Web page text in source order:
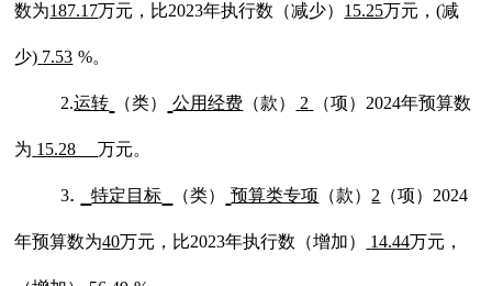
数为187.17万元，比2023年执行数（减少） 15.25万元，(减
少) 7.53 %。
2.运转 （类） 公用经费 （款） 2 （项） 2024年预算数
为 15.28万元。
3. 特定目标 （类） 预算类专项 （款） 2 （项） 2024
年预算数为40万元，比2023年执行数（增加） 14.44万元 ，